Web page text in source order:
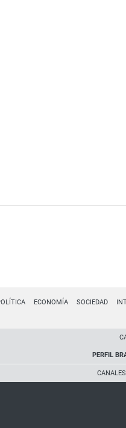
ECONOMÍA SOCIEDAD
PERFIL